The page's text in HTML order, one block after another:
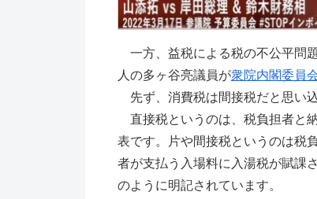
一方、益税による税の不公平問
人の多ヶ谷亮議員が衆院内閣委員
先ず、消費税は間接税だと思い
直接税というのは、税負担者と
表です。片や間接税というのは税
者が支払う入場料に入湯税が賦課
のように明記されています。